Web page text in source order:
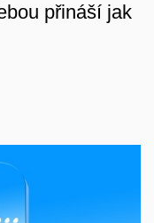
přináší jak